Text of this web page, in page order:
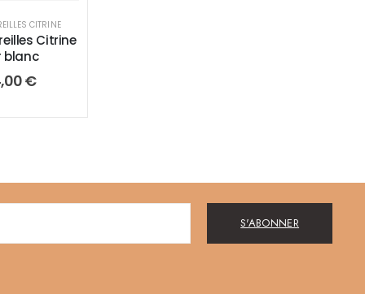
CITRINE
Citrine
blanc
€
S'ABONNER